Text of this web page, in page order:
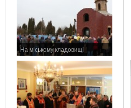
На міському кладовищі